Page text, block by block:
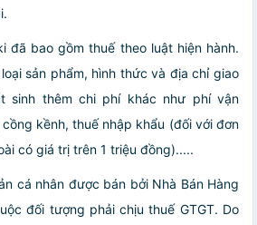
đã bao gồm thuế theo luật hiện hành.
sản phẩm, hình thức và địa chỉ giao
sinh thêm chi phí khác như phí vận
kềnh, thuế nhập khẩu (đối với đơn
có giá trị trên 1 triệu đồng).....
cá nhân được bán bởi Nhà Bán Hàng
đối tượng phải chịu thuế GTGT. Do